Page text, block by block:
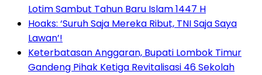
Lotim Sambut Tahun Baru Islam 1447 H
Hoaks: ‘Suruh Saja Mereka Ribut, TNI Saja Saya
Lawan’!
Keterbatasan Anggaran, Bupati Lombok Timur
Gandeng Pihak Ketiga Revitalisasi 46 Sekolah